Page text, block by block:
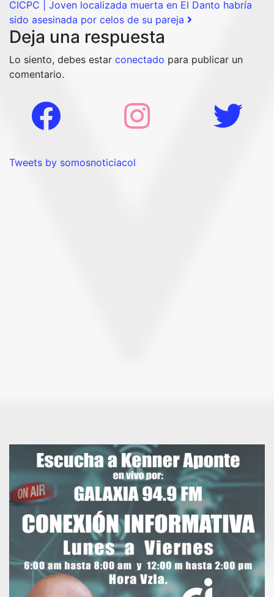
CICPC | Joven localizada muerta en El Danto habría
sido asesinada por celos de su pareja
Deja una respuesta
Lo siento, debes estar conectado para publicar un
comentario.
Tweets by somosnoticiacol